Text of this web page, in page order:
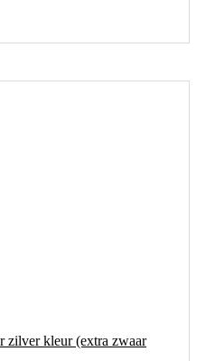
zilver kleur (extra zwaar